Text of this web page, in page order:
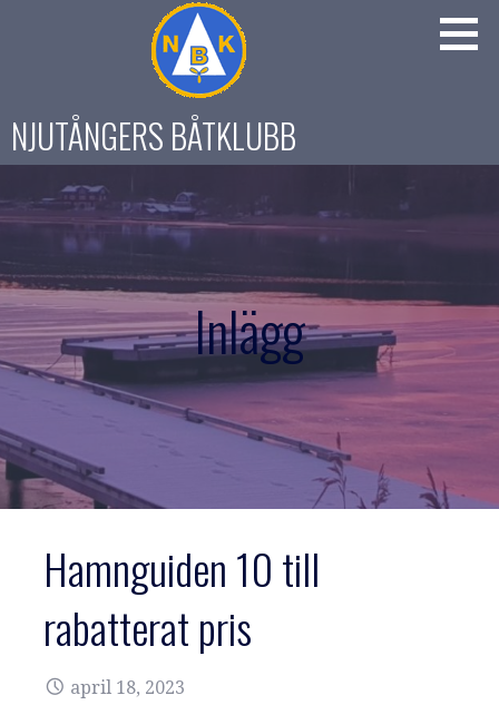
NJUTÅNGERS BÅTKLUBB
Inlägg
Hamnguiden 10 till
rabatterat pris
april 18, 2023